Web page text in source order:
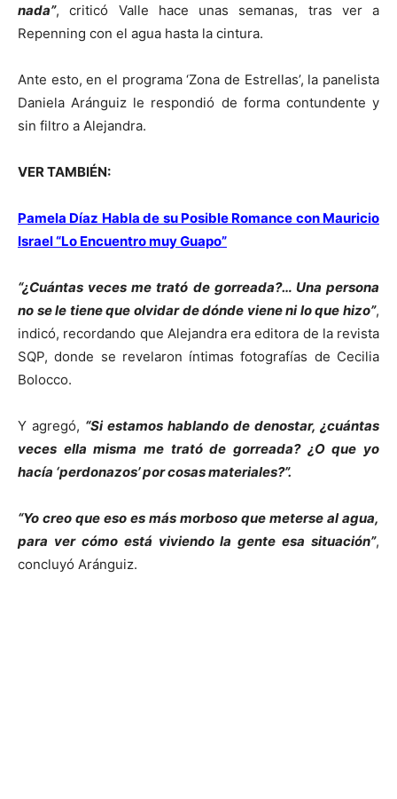
nada”, criticó Valle hace unas semanas, tras ver a
Repenning con el agua hasta la cintura.
Ante esto, en el programa ‘Zona de Estrellas’, la panelista
Daniela Aránguiz le respondió de forma contundente y
sin filtro a Alejandra.
VER TAMBIÉN:
Pamela Díaz Habla de su Posible Romance con Mauricio
Israel “Lo Encuentro muy Guapo”
“¿Cuántas veces me trató de gorreada?… Una persona
no se le tiene que olvidar de dónde viene ni lo que hizo”,
indicó, recordando que Alejandra era editora de la revista
SQP, donde se revelaron íntimas fotografías de Cecilia
Bolocco.
Y agregó, “Si estamos hablando de denostar, ¿cuántas
veces ella misma me trató de gorreada? ¿O que yo
hacía ‘perdonazos’ por cosas materiales?”.
“Yo creo que eso es más morboso que meterse al agua,
para ver cómo está viviendo la gente esa situación”,
concluyó Aránguiz.